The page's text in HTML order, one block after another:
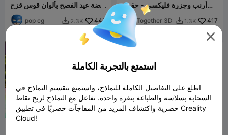
بيضة عيد الفصح بألوان قوس قزح
- لعبة حسية شائكة لتخفيف التوتر
pop cg  2.3K 440
أرنب وجزرة فليكسي - حقوق
استخدام تجاري مجانية
Together 3D  1.3K 417

استمتع بالتجربة الكاملة
اطلع على التفاصيل الكاملة للنماذج، واستمتع بتقسيم النماذج في
السحابة بسلاسة والطباعة بنقرة واحدة. تفاعل مع النماذج لربح نقاط
حصرية واكتشاف المزيد من المفاجآت حصريًا في تطبيق Creality
Cloud!